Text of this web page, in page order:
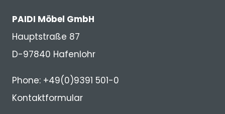
PAIDI Möbel GmbH
Hauptstraße 87
D-97840 Hafenlohr
Phone: +49(0)9391 501-0
Kontaktformular